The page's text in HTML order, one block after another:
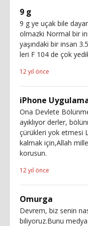
9 g
9 g ye uçak bile
olmazki Normal bir
yaşındaki bir insan
leri F 104 de çok
12 yıl önce
iPhone
Ona Devlete
ayıklıyor derler,
çürükleri yok etmesi
kalmak için,Allah
korusun.
12 yıl önce
Omurga
Devrem, biz senin
biliyoruz.Bunu